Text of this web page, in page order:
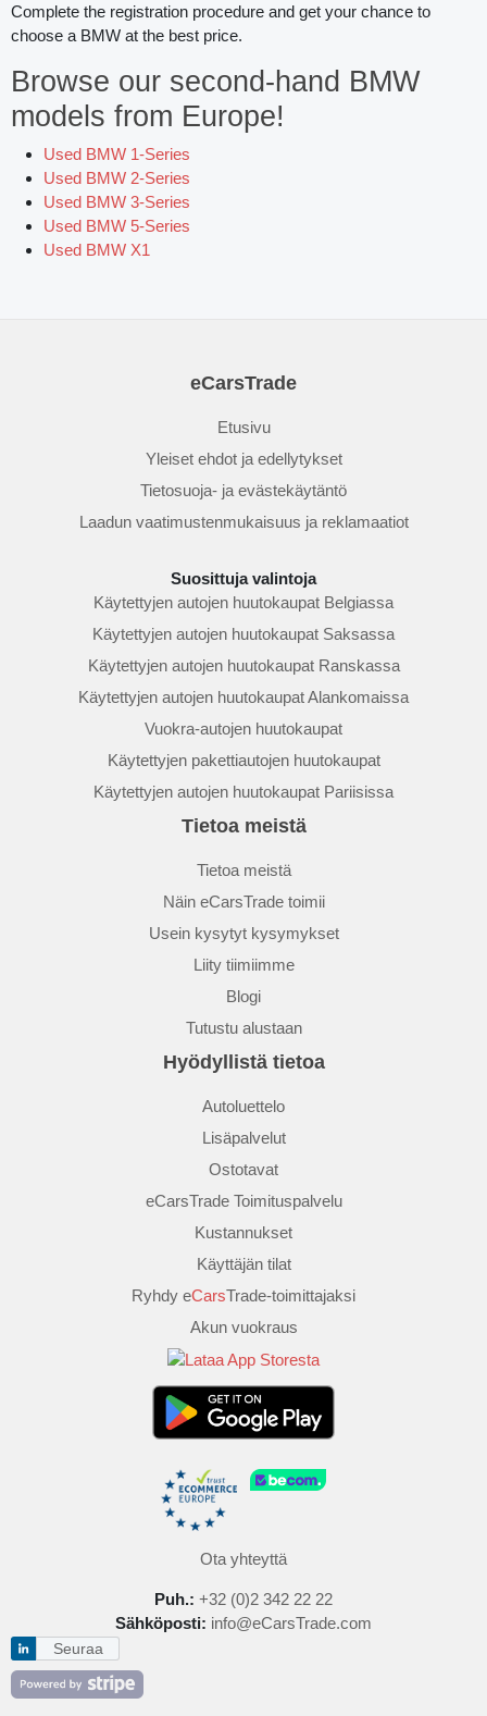
Complete the registration procedure and get your chance to
choose a BMW at the best price.
Browse our second-hand BMW
models from Europe!
Used BMW 1-Series
Used BMW 2-Series
Used BMW 3-Series
Used BMW 5-Series
Used BMW X1
eCarsTrade
Etusivu
Yleiset ehdot ja edellytykset
Tietosuoja- ja evästekäytäntö
Laadun vaatimustenmukaisuus ja reklamaatiot
Suosittuja valintoja
Käytettyjen autojen huutokaupat Belgiassa
Käytettyjen autojen huutokaupat Saksassa
Käytettyjen autojen huutokaupat Ranskassa
Käytettyjen autojen huutokaupat Alankomaissa
Vuokra-autojen huutokaupat
Käytettyjen pakettiautojen huutokaupat
Käytettyjen autojen huutokaupat Pariisissa
Tietoa meistä
Tietoa meistä
Näin eCarsTrade toimii
Usein kysytyt kysymykset
Liity tiimiimme
Blogi
Tutustu alustaan
Hyödyllistä tietoa
Autoluettelo
Lisäpalvelut
Ostotavat
eCarsTrade Toimituspalvelu
Kustannukset
Käyttäjän tilat
Ryhdy eCarsTrade-toimittajaksi
Akun vuokraus
Ota yhteyttä
Puh.: +32 (0)2 342 22 22
Sähköposti: info@eCarsTrade.com
Seuraa